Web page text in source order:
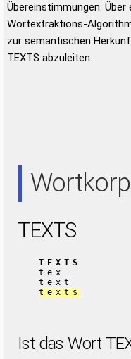
Übereinstimmungen.
Wortextraktions-
zur semantischen
TEXTS abzuleiten.
TEXTS
TEXTS
tex
text
texts
Ist das Wort